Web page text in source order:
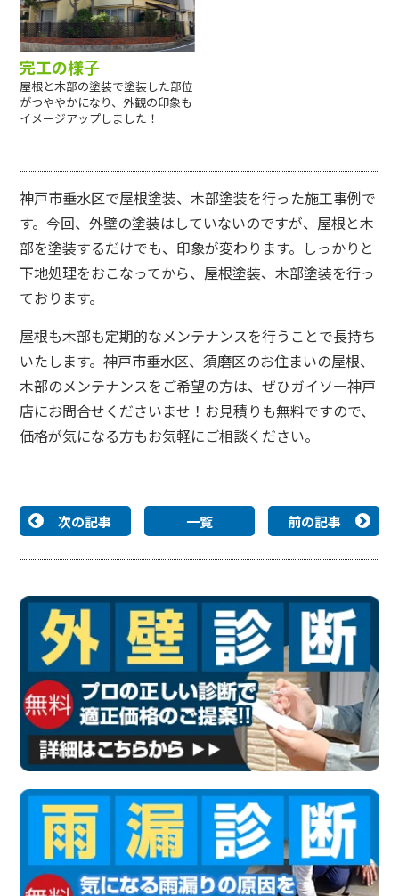
完工の様子
屋根と木部の塗装で塗装した部位
がつややかになり、外観の印象も
イメージアップしました！
神戸市垂水区で屋根塗装、木部塗装を行った施工事例で
す。今回、外壁の塗装はしていないのですが、屋根と木
部を塗装するだけでも、印象が変わります。しっかりと
下地処理をおこなってから、屋根塗装、木部塗装を行っ
ております。
屋根も木部も定期的なメンテナンスを行うことで長持ち
いたします。神戸市垂水区、須磨区のお住まいの屋根、
木部のメンテナンスをご希望の方は、ぜひガイソー神戸
店にお問合せくださいませ！お見積りも無料ですので、
価格が気になる方もお気軽にご相談ください。
次の記事 一覧 前の記事